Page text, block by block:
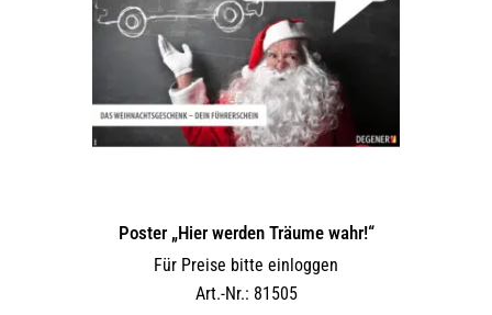
Poster „Hier werden Träume wahr!“
Für Preise bitte einloggen
Art.-Nr.: 81505